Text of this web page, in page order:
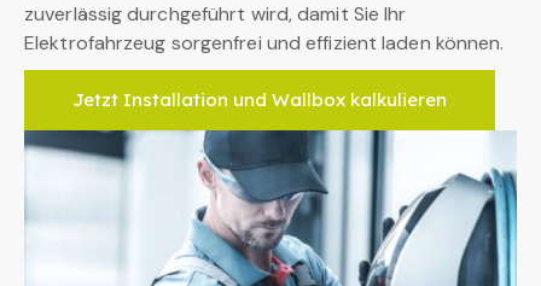
zuverlässig durchgeführt wird, damit Sie Ihr
Elektrofahrzeug sorgenfrei und effizient laden können.
Jetzt Installation und Wallbox kalkulieren